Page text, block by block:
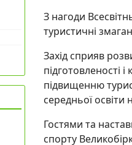
З нагоди
туристичні
Захід сприяв
підготовленості
підвищенню
середньої
Гостями та
спорту